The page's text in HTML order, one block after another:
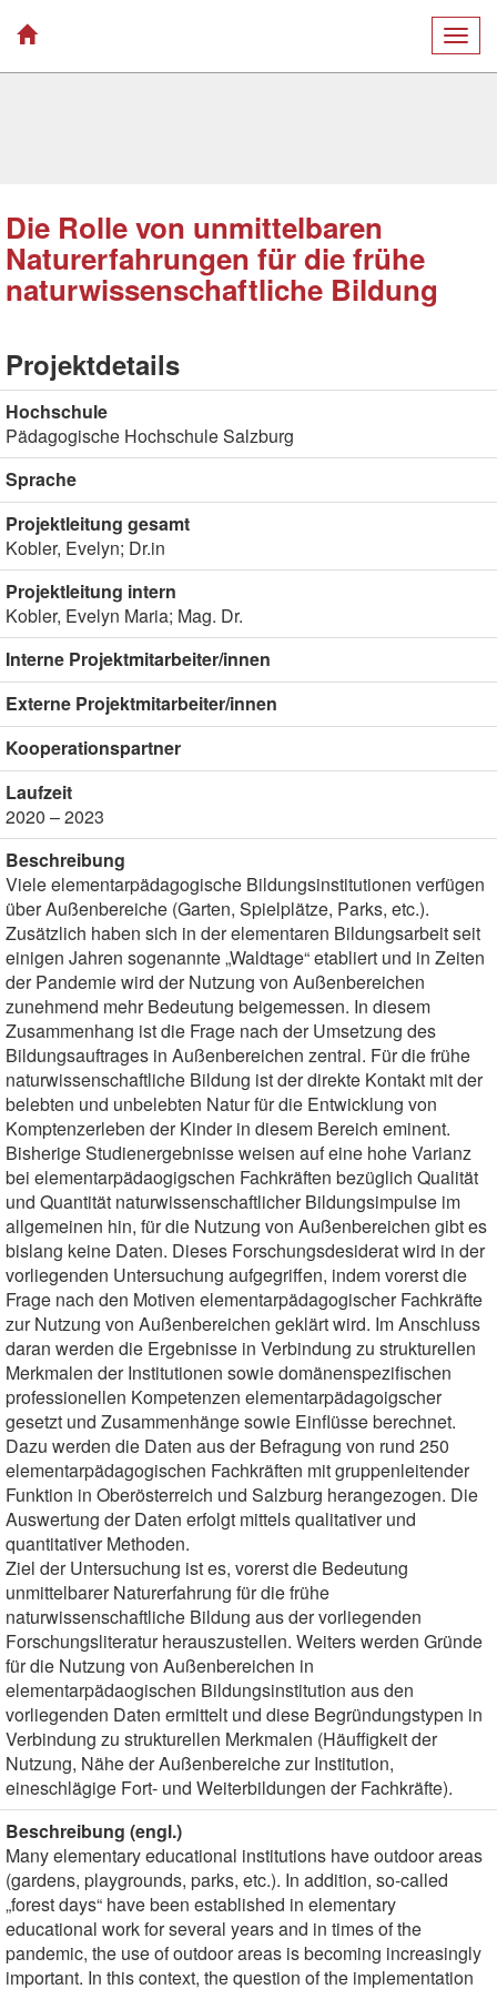
Die Rolle von unmittelbaren
Naturerfahrungen für die frühe
naturwissenschaftliche Bildung
Projektdetails
Hochschule
Pädagogische Hochschule Salzburg
Sprache
Projektleitung gesamt
Kobler, Evelyn; Dr.in
Projektleitung intern
Kobler, Evelyn Maria; Mag. Dr.
Interne Projektmitarbeiter/innen
Externe Projektmitarbeiter/innen
Kooperationspartner
Laufzeit
2020 – 2023
Beschreibung
Viele elementarpädagogische Bildungsinstitutionen verfügen
über Außenbereiche (Garten, Spielplätze, Parks, etc.).
Zusätzlich haben sich in der elementaren Bildungsarbeit seit
einigen Jahren sogenannte „Waldtage“ etabliert und in Zeiten
der Pandemie wird der Nutzung von Außenbereichen
zunehmend mehr Bedeutung beigemessen. In diesem
Zusammenhang ist die Frage nach der Umsetzung des
Bildungsauftrages in Außenbereichen zentral. Für die frühe
naturwissenschaftliche Bildung ist der direkte Kontakt mit der
belebten und unbelebten Natur für die Entwicklung von
Komptenzerleben der Kinder in diesem Bereich eminent.
Bisherige Studienergebnisse weisen auf eine hohe Varianz
bei elementarpädaogigschen Fachkräften bezüglich Qualität
und Quantität naturwissenschaftlicher Bildungsimpulse im
allgemeinen hin, für die Nutzung von Außenbereichen gibt es
bislang keine Daten. Dieses Forschungsdesiderat wird in der
vorliegenden Untersuchung aufgegriffen, indem vorerst die
Frage nach den Motiven elementarpädagogischer Fachkräfte
zur Nutzung von Außenbereichen geklärt wird. Im Anschluss
daran werden die Ergebnisse in Verbindung zu strukturellen
Merkmalen der Institutionen sowie domänenspezifischen
professionellen Kompetenzen elementarpädagoigscher
gesetzt und Zusammenhänge sowie Einflüsse berechnet.
Dazu werden die Daten aus der Befragung von rund 250
elementarpädagogischen Fachkräften mit gruppenleitender
Funktion in Oberösterreich und Salzburg herangezogen. Die
Auswertung der Daten erfolgt mittels qualitativer und
quantitativer Methoden.
Ziel der Untersuchung ist es, vorerst die Bedeutung
unmittelbarer Naturerfahrung für die frühe
naturwissenschaftliche Bildung aus der vorliegenden
Forschungsliteratur herauszustellen. Weiters werden Gründe
für die Nutzung von Außenbereichen in
elementarpädaogischen Bildungsinstitution aus den
vorliegenden Daten ermittelt und diese Begründungstypen in
Verbindung zu strukturellen Merkmalen (Häuffigkeit der
Nutzung, Nähe der Außenbereiche zur Institution,
eineschlägige Fort- und Weiterbildungen der Fachkräfte).
Beschreibung (engl.)
Many elementary educational institutions have outdoor areas
(gardens, playgrounds, parks, etc.). In addition, so-called
„forest days“ have been established in elementary
educational work for several years and in times of the
pandemic, the use of outdoor areas is becoming increasingly
important. In this context, the question of the implementation